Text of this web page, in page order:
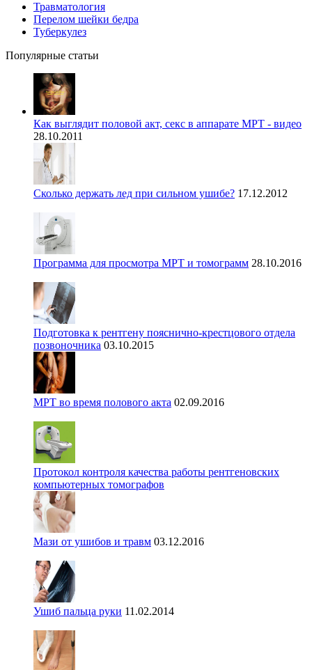
Травматология
Перелом шейки бедра
Туберкулез
Популярные статьи
Как выглядит половой акт, секс в аппарате МРТ - видео
28.10.2011
Сколько держать лед при сильном ушибе? 17.12.2012
Программа для просмотра МРТ и томограмм 28.10.2016
Подготовка к рентгену пояснично-крестцового отдела
позвоночника 03.10.2015
МРТ во время полового акта 02.09.2016
Протокол контроля качества работы рентгеновских
компьютерных томографов
Мази от ушибов и травм 03.12.2016
Ушиб пальца руки 11.02.2014